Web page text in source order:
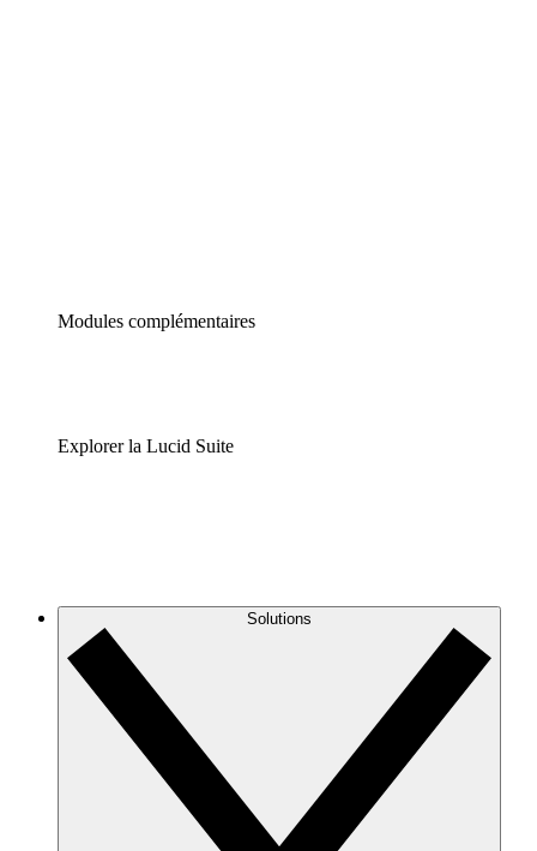
Modules complémentaires
Explorer la Lucid Suite
Solutions